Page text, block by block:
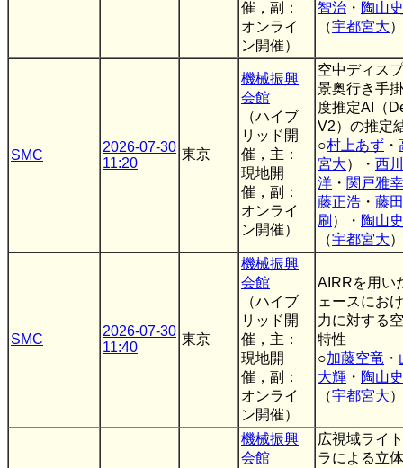
催，副：
オンライ
ン開催）
智治 ・ 陶山
（宇都宮大）
SMC
2026-07-30
11:20
東京
機械振興
会館
（ハイブ
リッド開
催，主：
現地開
催，副：
オンライ
ン開催）
空中ディス
景奥行き手
度推定AI（
V2）の推定
○村上あず ・
宮大）・ 西
洋 ・ 関戸雅幸
藤正浩 ・ 藤
刷 ）・ 陶山
（宇都宮大）
SMC
2026-07-30
11:40
東京
機械振興
会館
（ハイブ
リッド開
催，主：
現地開
催，副：
オンライ
ン開催）
AIRRを用い
ェースにお
力に対する
特性
○加藤空竜 ・
大輝 ・ 陶山
（宇都宮大）
機械振興
会館
広視域ライ
ラによる立